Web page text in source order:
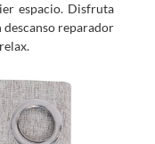
espacio. Disfruta
descanso reparador